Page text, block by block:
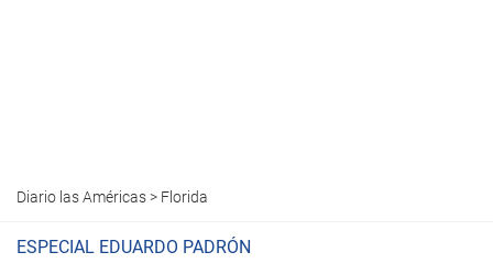
Diario las Américas> Florida
ESPECIAL EDUARDO PADRÓN